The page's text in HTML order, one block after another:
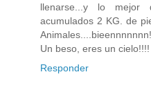
llenarse...y lo
acumulados 2 KG. de
Un beso, eres un cielo!!!!
Responder